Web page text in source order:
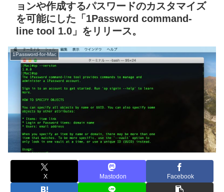
ョンや作成するパスワードのカスタマイズ
を可能にした「1Password command-
line tool 1.0」をリリース。
1Password-for-Mac
X Mastodon Facebook